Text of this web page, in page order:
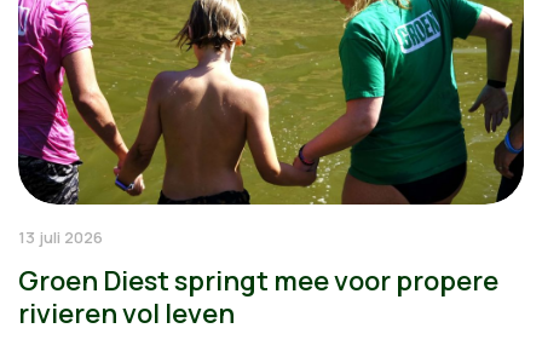
13 juli 2026
Groen Diest springt mee voor propere
rivieren vol leven